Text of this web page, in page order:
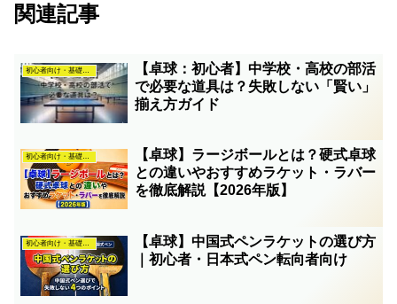
関連記事
初心者向け・基礎知識
【卓球：初心者】中学校・高校の部活
で必要な道具は？失敗しない「賢い」
揃え方ガイド
初心者向け・基礎知識
【卓球】ラージボールとは？硬式卓球
との違いやおすすめラケット・ラバー
を徹底解説【2026年版】
初心者向け・基礎知識
【卓球】中国式ペンラケットの選び方
｜初心者・日本式ペン転向者向け